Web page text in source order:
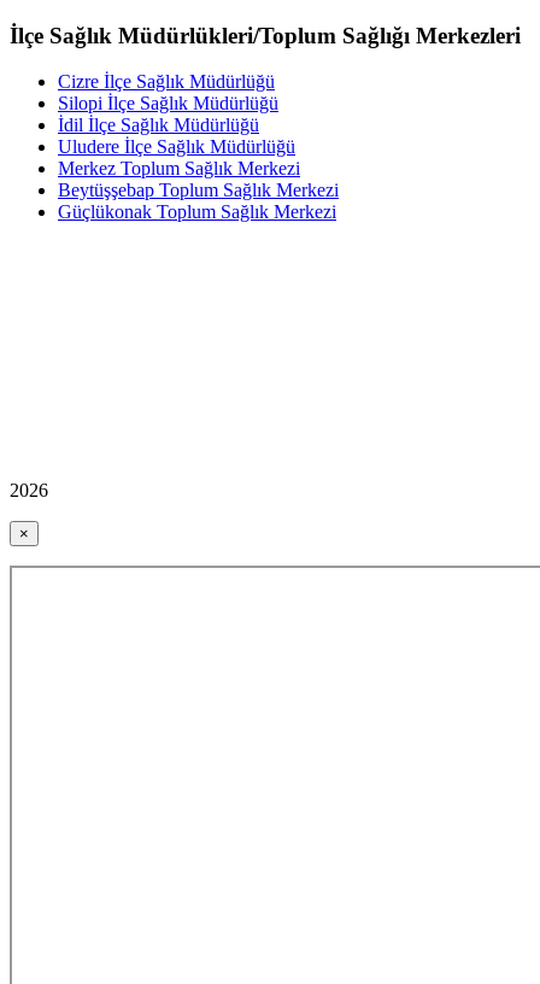
İlçe Sağlık Müdürlükleri/Toplum Sağlığı Merkezleri
Cizre İlçe Sağlık Müdürlüğü
Silopi İlçe Sağlık Müdürlüğü
İdil İlçe Sağlık Müdürlüğü
Uludere İlçe Sağlık Müdürlüğü
Merkez Toplum Sağlık Merkezi
Beytüşşebap Toplum Sağlık Merkezi
Güçlükonak Toplum Sağlık Merkezi
2026
×